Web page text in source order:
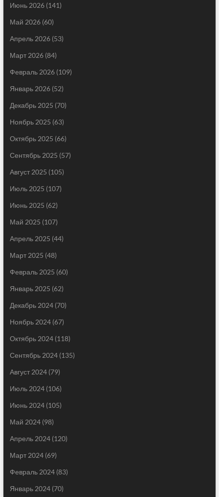
Июнь 2026(141)
Май 2026(60)
Апрель 2026(53)
Март 2026(84)
Февраль 2026(109)
Январь 2026(52)
Декабрь 2025 (70)
Ноябрь 2025 (63)
Октябрь 2025 (66)
Сентябрь 2025 (57)
Август 2025 (105)
Июль 2025 (107)
Июнь 2025 (62)
Май 2025 (107)
Апрель 2025 (44)
Март 2025 (48)
Февраль 2025 (60)
Январь 2025 (62)
Декабрь 2024(70)
Ноябрь 2024(67)
Октябрь 2024(118)
Сентябрь 2024(135)
Август 2024(79)
Июль 2024(106)
Июнь 2024(105)
Май 2024(98)
Апрель 2024(120)
Март 2024(69)
Февраль 2024(83)
Январь 2024(70)